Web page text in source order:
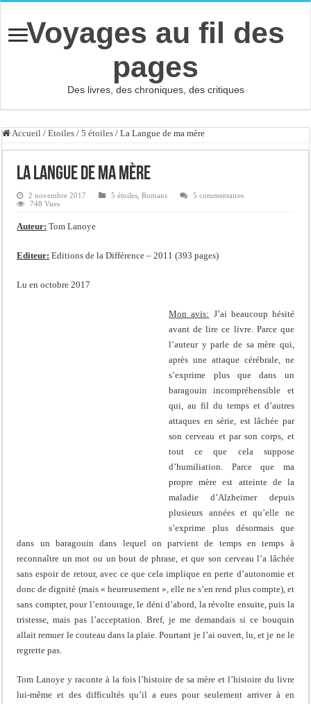
Voyages au fil des
pages
Des livres, des chroniques, des critiques
Accueil / Etoiles / 5 étoiles / La Langue de ma mère
La Langue de ma mère
2 novembre 2017 5 étoiles ,Romans
5 commentaires
748 Vues
Auteur: Tom Lanoye
Editeur: Editions de la Différence – 2011 (393 pages)
Lu en octobre 2017
Mon avis: J’ai beaucoup hésité
avant de lire ce livre. Parce que
l’auteur y parle de sa mère qui,
après une attaque cérébrale, ne
s’exprime plus que dans un
baragouin incompréhensible et
qui, au fil du temps et d’autres
attaques en série, est lâchée par
son cerveau et par son corps, et
tout ce que cela suppose
d’humiliation. Parce que ma
propre mère est atteinte de la
maladie d’Alzheimer depuis
plusieurs années et qu’elle ne
s’exprime plus désormais que
dans un baragouin dans lequel on parvient de temps en temps à
reconnaître un mot ou un bout de phrase, et que son cerveau l’a lâchée
sans espoir de retour, avec ce que cela implique en perte d’autonomie et
donc de dignité (mais « heureusement », elle ne s’en rend plus compte), et
sans compter, pour l’entourage, le déni d’abord, la révolte ensuite, puis la
tristesse, mais pas l’acceptation. Bref, je me demandais si ce bouquin
allait remuer le couteau dans la plaie. Pourtant je l’ai ouvert, lu, et je ne le
regrette pas.
Tom Lanoye y raconte à la fois l’histoire de sa mère et l’histoire du livre
lui-même et des difficultés qu’il a eues pour seulement arriver à en